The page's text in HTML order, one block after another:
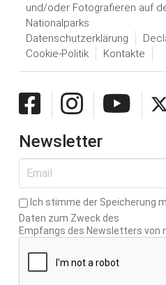
und/oder Fotografieren auf
Nationalparks
Datenschutzerklärung
Cookie-Politik
Kontakte
Newsletter
Ich stimme der Speicherung
Daten zum Zweck des
Empfangs des Newsletters von